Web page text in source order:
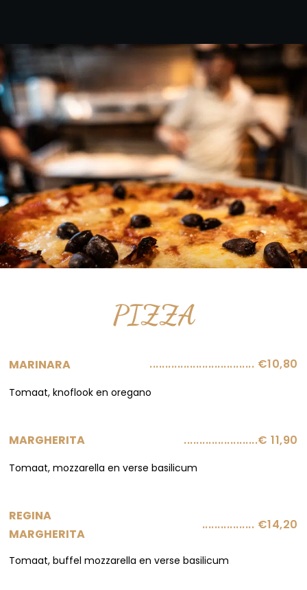
PIZZA
MARINARA .................................. €10,80
Tomaat, knoflook en oregano
MARGHERITA ........................€ 11,90
Tomaat, mozzarella en verse basilicum
REGINA
MARGHERITA
................. €14,20
Tomaat, buffel mozzarella en verse basilicum